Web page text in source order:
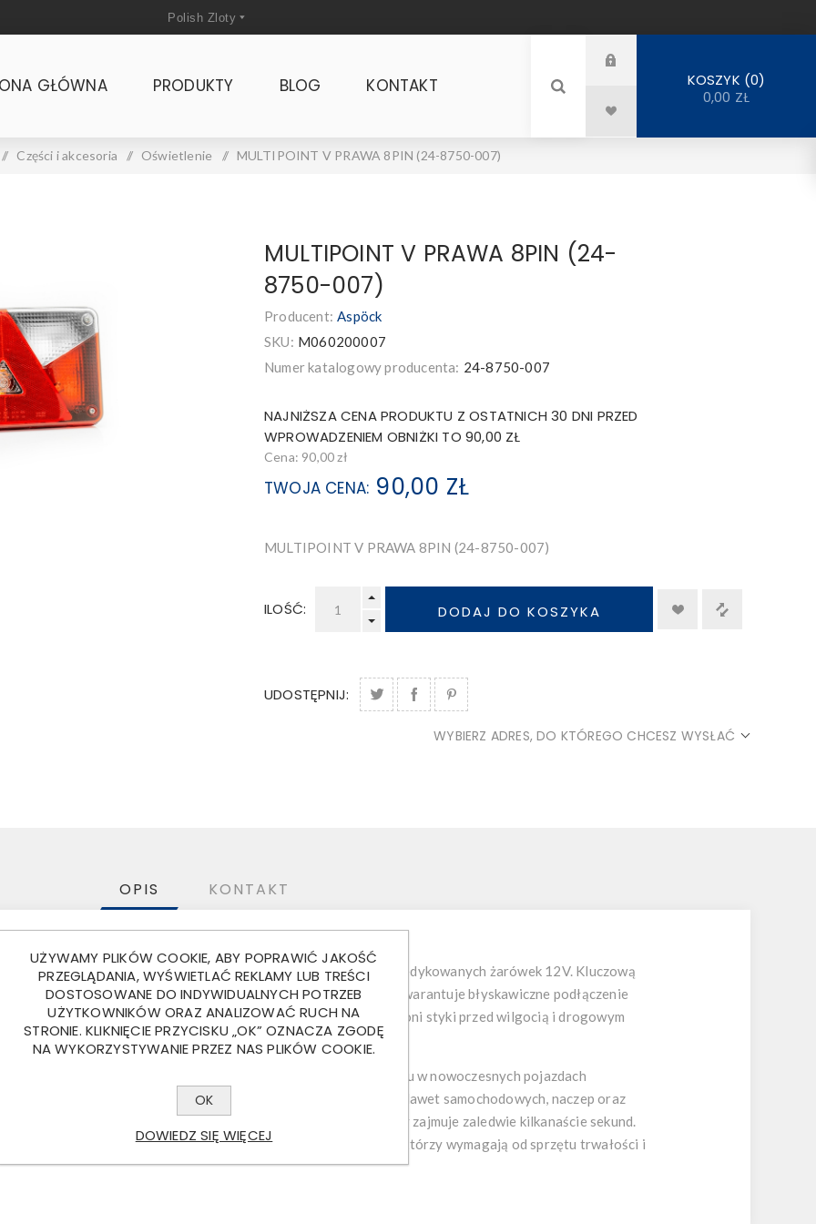
GŁÓWNA PRODUKTY BLOG KONTAKT KOSZYK 0
0,00 ZŁ
/ Części i akcesoria / Oświetlenie / MULTIPOINT V PRAWA 8PIN (24-8750-007)
MULTIPOINT V PRAWA 8PIN (24-
8750-007)
Producent: Aspöck
SKU: M060200007
Numer katalogowy producenta: 24-8750-007
NAJNIŻSZA CENA PRODUKTU Z OSTATNICH 30 DNI PRZED
WPROWADZENIEM OBNIŻKI TO 90,00 ZŁ
Cena: 90,00 zł
TWOJA CENA: 90,00 ZŁ
MULTIPOINT V PRAWA 8PIN (24-8750-007)
ILOŚĆ: DODAJ DO KOSZYKA
UDOSTĘPNIJ:
WYBIERZ ADRES, DO KTÓREGO CHCESZ WYSŁAĆ
OPIS KONTAKT
do montażu – został fabrycznie wyposażony w zestaw dedykowanych żarówek 12V. Kluczową
szczelnego, szybkiego złącza typu BAJONET. Taka budowa gwarantuje błyskawiczne podłączenie
czy zarabiania przewodów, a jednocześnie doskonale chroni styki przed wilgocią i drogowym
który bardzo często stanowi element pierwszego montażu w nowoczesnych pojazdach
V idealnie pasuje do lekkich i ciężkich przyczep towarowych, lawet samochodowych, naczep oraz
wymiana uszkodzonej lampy w trasie lub na placu budowy zajmuje zaledwie kilkanaście sekund.
transportowych, wypożyczalni oraz prywatnych kierowców, którzy wymagają od sprzętu trwałości i
UŻYWAMY PLIKÓW COOKIE, ABY POPRAWIĆ JAKOŚĆ
PRZEGLĄDANIA, WYŚWIETLAĆ REKLAMY LUB TREŚCI
DOSTOSOWANE DO INDYWIDUALNYCH POTRZEB
UŻYTKOWNIKÓW ORAZ ANALIZOWAĆ RUCH NA
STRONIE. KLIKNIĘCIE PRZYCISKU „OK” OZNACZA ZGODĘ
NA WYKORZYSTYWANIE PRZEZ NAS PLIKÓW COOKIE.
OK
DOWIEDZ SIĘ WIĘCEJ